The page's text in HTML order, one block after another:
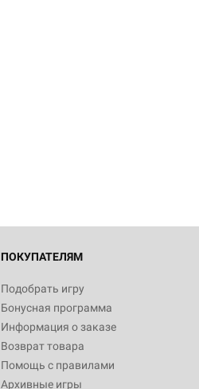
ПОКУПАТЕЛЯМ
Подобрать игру
Бонусная программа
Информация о заказе
Возврат товара
Помощь с правилами
Архивные игры